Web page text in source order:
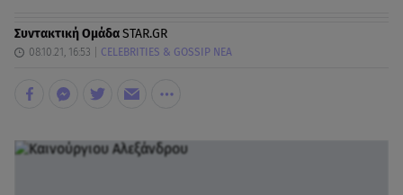
Συντακτική ΟμάδαSTAR.GR
08.10.21, 16:53 CELEBRITIES & GOSSIP ΝΕΑ